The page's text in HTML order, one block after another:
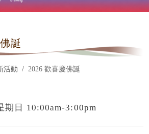
誕
活動 2026 歡喜慶佛誕
期日 10:00am-3:00pm